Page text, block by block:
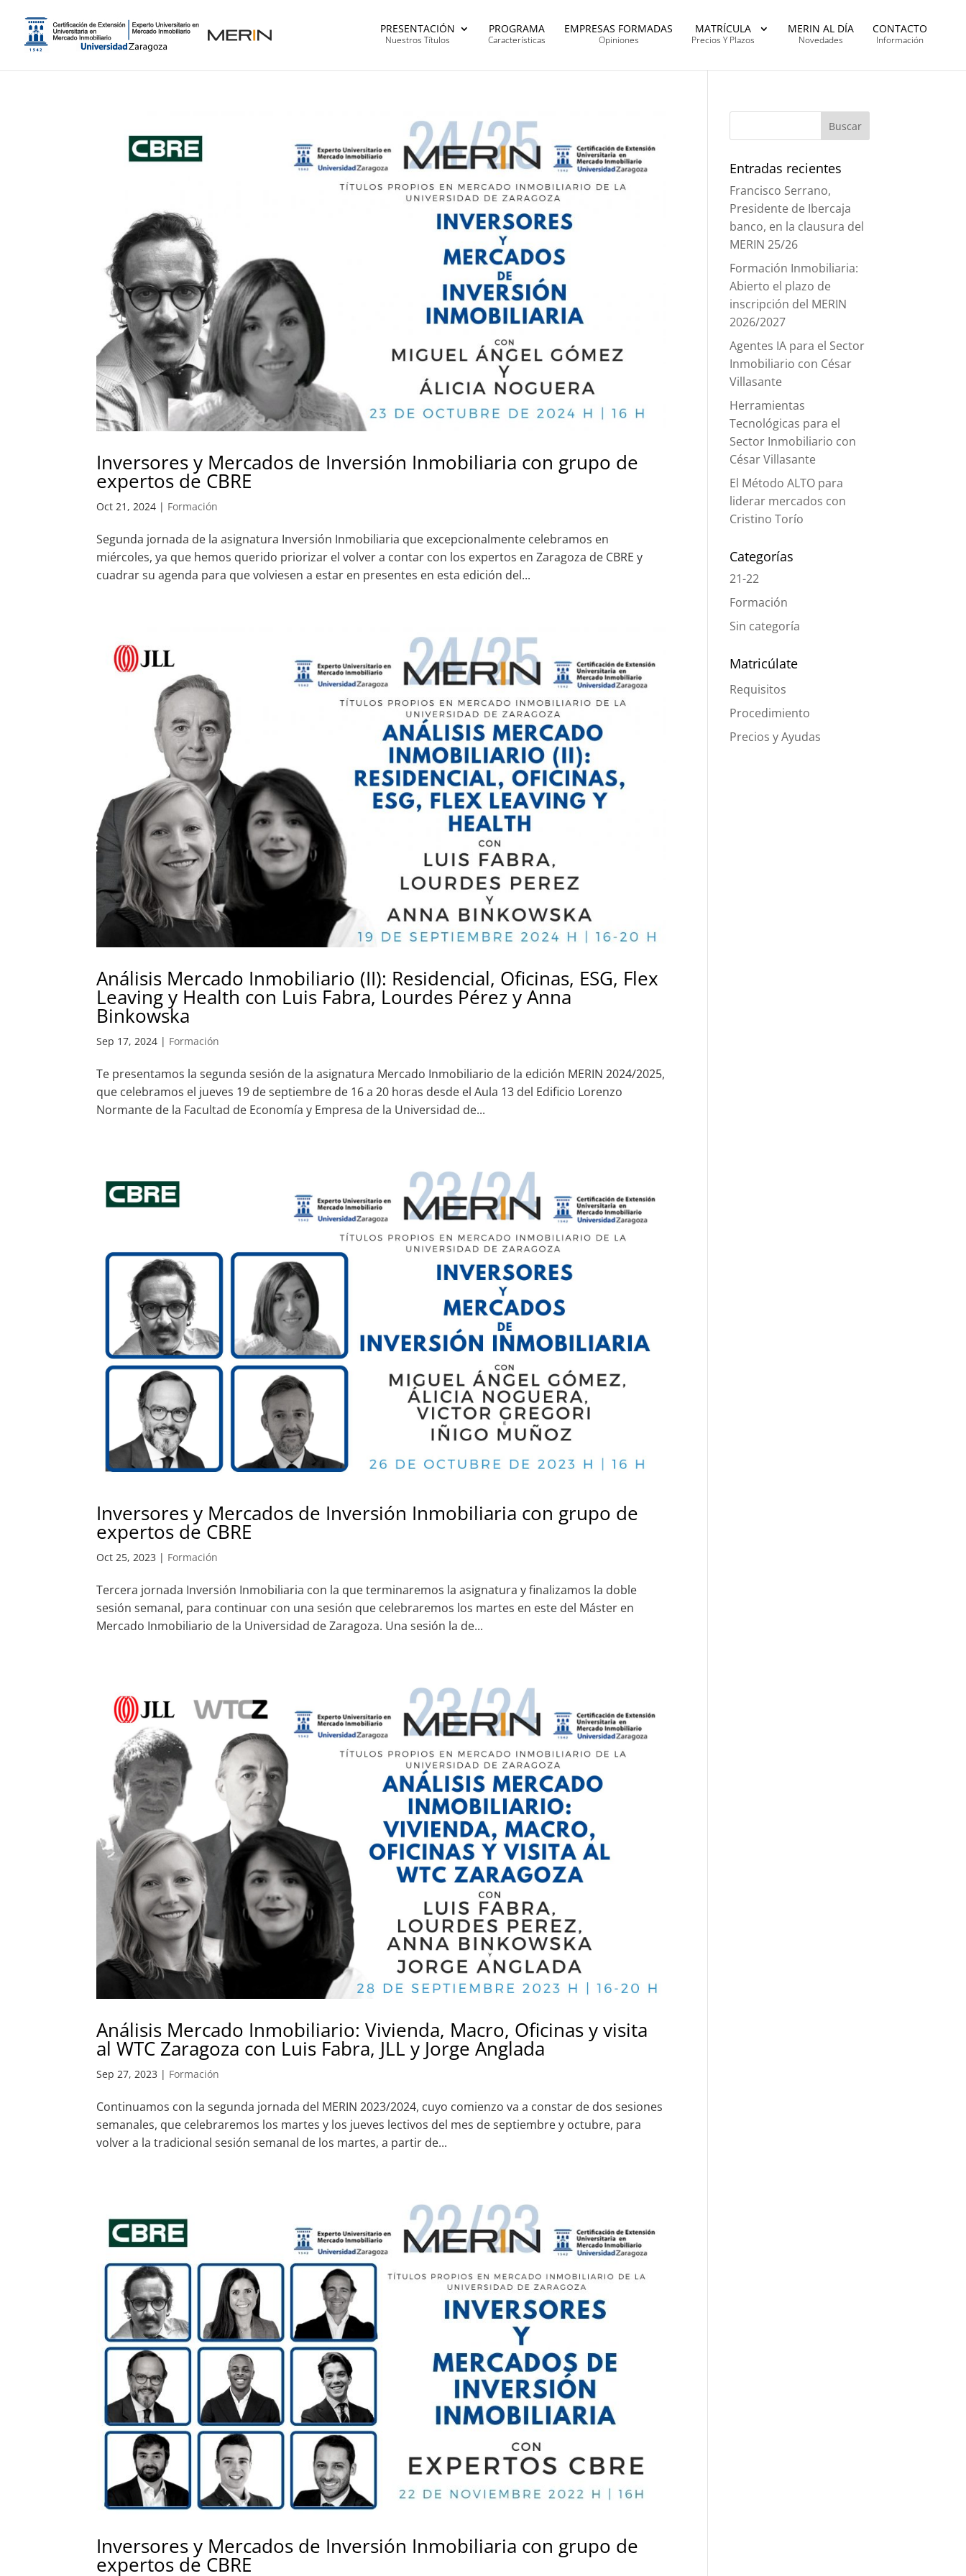
PRESENTACIÓN
Nuestros Títulos
PROGRAMA
Características
EMPRESAS FORMADAS
Opiniones
MATRÍCULA
Precios Y Plazos
MERIN AL DÍA
Novedades
CONTACTO
Información
Inversores y Mercados de Inversión Inmobiliaria con grupo de
expertos de CBRE
Oct 21, 2024 | Formación
Segunda jornada de la asignatura Inversión Inmobiliaria que excepcionalmente celebramos en
miércoles, ya que hemos querido priorizar el volver a contar con los expertos en Zaragoza de CBRE y
cuadrar su agenda para que volviesen a estar en presentes en esta edición del...
Análisis Mercado Inmobiliario (II): Residencial, Oficinas, ESG, Flex
Leaving y Health con Luis Fabra, Lourdes Pérez y Anna
Binkowska
Sep 17, 2024 | Formación
Te presentamos la segunda sesión de la asignatura Mercado Inmobiliario de la edición MERIN 2024/2025,
que celebramos el jueves 19 de septiembre de 16 a 20 horas desde el Aula 13 del Edificio Lorenzo
Normante de la Facultad de Economía y Empresa de la Universidad de...
Inversores y Mercados de Inversión Inmobiliaria con grupo de
expertos de CBRE
Oct 25, 2023 | Formación
Tercera jornada Inversión Inmobiliaria con la que terminaremos la asignatura y finalizamos la doble
sesión semanal, para continuar con una sesión que celebraremos los martes en este del Máster en
Mercado Inmobiliario de la Universidad de Zaragoza. Una sesión la de...
Análisis Mercado Inmobiliario: Vivienda, Macro, Oficinas y visita
al WTC Zaragoza con Luis Fabra, JLL y Jorge Anglada
Sep 27, 2023 | Formación
Continuamos con la segunda jornada del MERIN 2023/2024, cuyo comienzo va a constar de dos sesiones
semanales, que celebraremos los martes y los jueves lectivos del mes de septiembre y octubre, para
volver a la tradicional sesión semanal de los martes, a partir de...
Inversores y Mercados de Inversión Inmobiliaria con grupo de
expertos de CBRE
Entradas recientes
Francisco Serrano,
Presidente de Ibercaja
banco, en la clausura del
MERIN 25/26
Formación Inmobiliaria:
Abierto el plazo de
inscripción del MERIN
2026/2027
Agentes IA para el Sector
Inmobiliario con César
Villasante
Herramientas
Tecnológicas para el
Sector Inmobiliario con
César Villasante
El Método ALTO para
liderar mercados con
Cristino Torío
Categorías
21-22
Formación
Sin categoría
Matricúlate
Requisitos
Procedimiento
Precios y Ayudas